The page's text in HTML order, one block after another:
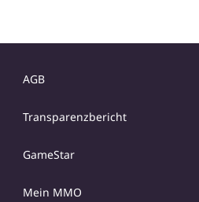
AGB
Transparenzbericht
GameStar
Mein MMO